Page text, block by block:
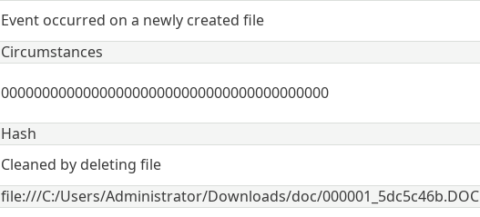
Event occurred on a newly created file
Circumstances
0000000000000000000000000000000000000000
Hash
Cleaned by deleting file
file:///C:/Users/Administrator/Downloads/doc/000001_5dc5c46b.DOC